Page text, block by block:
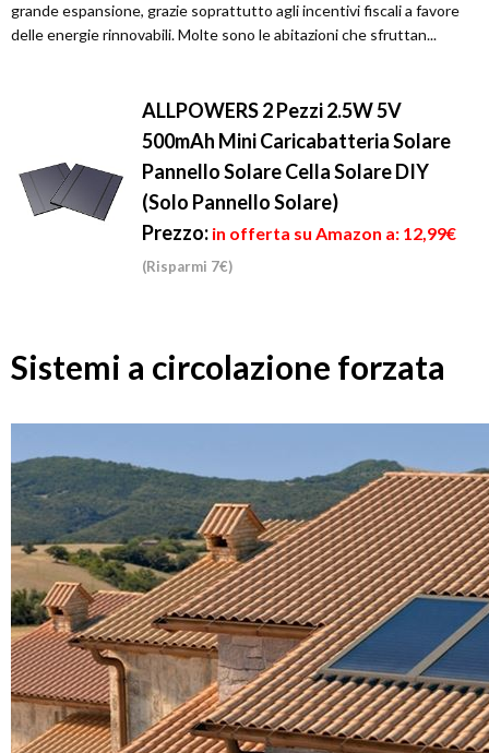
grande espansione, grazie soprattutto agli incentivi fiscali a favore
delle energie rinnovabili. Molte sono le abitazioni che sfruttan...
ALLPOWERS 2 Pezzi 2.5W 5V
500mAh Mini Caricabatteria Solare
Pannello Solare Cella Solare DIY
(Solo Pannello Solare)
Prezzo: in offerta su Amazon a: 12,99€
(Risparmi 7€)
Sistemi a circolazione forzata